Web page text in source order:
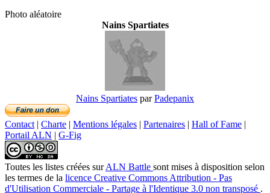
Photo aléatoire
Nains Spartiates
Nains Spartiates parPadepanix
Contact| Charte | Mentions légales | Partenaires | Hall of Fame |
Portail ALN | G-Fig
Toutes les listes créées surALN Battle sont mises à disposition selon
les termes de la licence Creative Commons Attribution - Pas
d'Utilisation Commerciale - Partage à l'Identique 3.0 non transposé .